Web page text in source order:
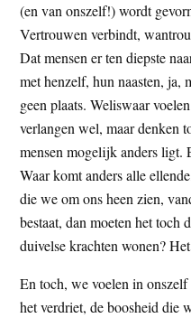
(en van onszelf!) wordt
Vertrouwen verbindt,
Dat mensen er ten diepste
met henzelf, hun naasten, ja,
geen plaats. Weliswaar
verlangen wel, maar denken
mensen mogelijk anders ligt.
Waar komt anders alle
die we om ons heen zien,
bestaat, dan moeten het toch
duivelse krachten wonen?
En toch, we voelen in
het verdriet, de boosheid die